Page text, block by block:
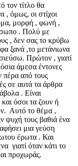
τον τίτλο θα
, όμως, οι στίχοι
μορφή , φωνή ,
. Πολύ με
, δεν σας το κρύβω
ξανά ,το μετάνιωνα
Πρώτον , γιατί
άμεσα έντονες
πέρα από τους
σε αυτά τα άρθρα
. Είναι
όσοι τα ζουν ή
Αυτό το θέμα ,
ψυχή τους βαθιά ένα
μια γεύση
έρωτα . Και
γιατί όταν κάτι το
προχωράς.